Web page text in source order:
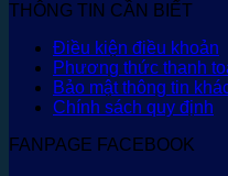
THÔNG TIN CẦN BIẾT
Điều kiện điều khoản
Phương thức thanh
Bảo mật thông tin
Chính sách quy định
FANPAGE FACEBOOK